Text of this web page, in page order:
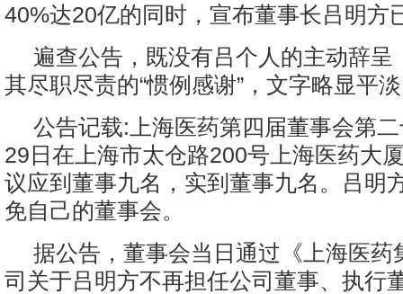
40%达20亿的同时，宣布董事长吕明方
遍查公告，既没有吕个人的主动辞呈
其尽职尽责的“惯例感谢”，文字略显平
公告记载:上海医药第四届董事会第
29日在上海市太仓路200号上海医药大
议应到董事九名，实到董事九名。吕明
免自己的董事会。
据公告，董事会当日通过《上海医药
司关于吕明方不再担任公司董事、执行